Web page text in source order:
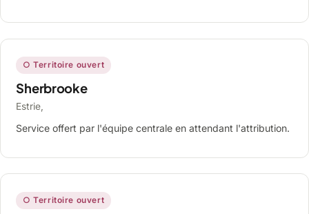
○ Territoire ouvert
Sherbrooke
Estrie,
Service offert par l'équipe centrale en attendant l'attribution.
○ Territoire ouvert